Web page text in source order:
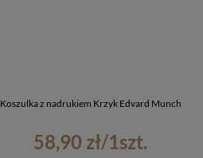
Koszulka z nadrukiem Krzyk Edvard Munch
58,90 zł/1szt.